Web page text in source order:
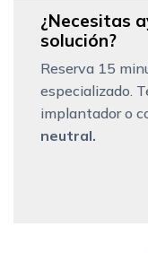
¿Necesitas
solución?
Reserva 15
especializado.
implantador o
neutral.